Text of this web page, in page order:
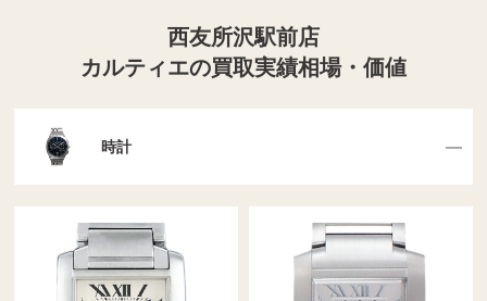
西友所沢駅前店
カルティエの買取実績相場・価値
時計